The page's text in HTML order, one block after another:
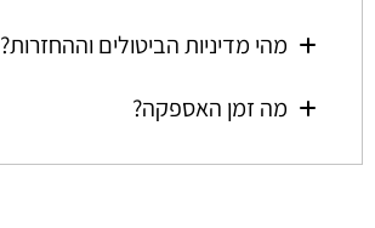
מהי מדיניות הביטולים וההחזרות?
מה זמן האספקה?